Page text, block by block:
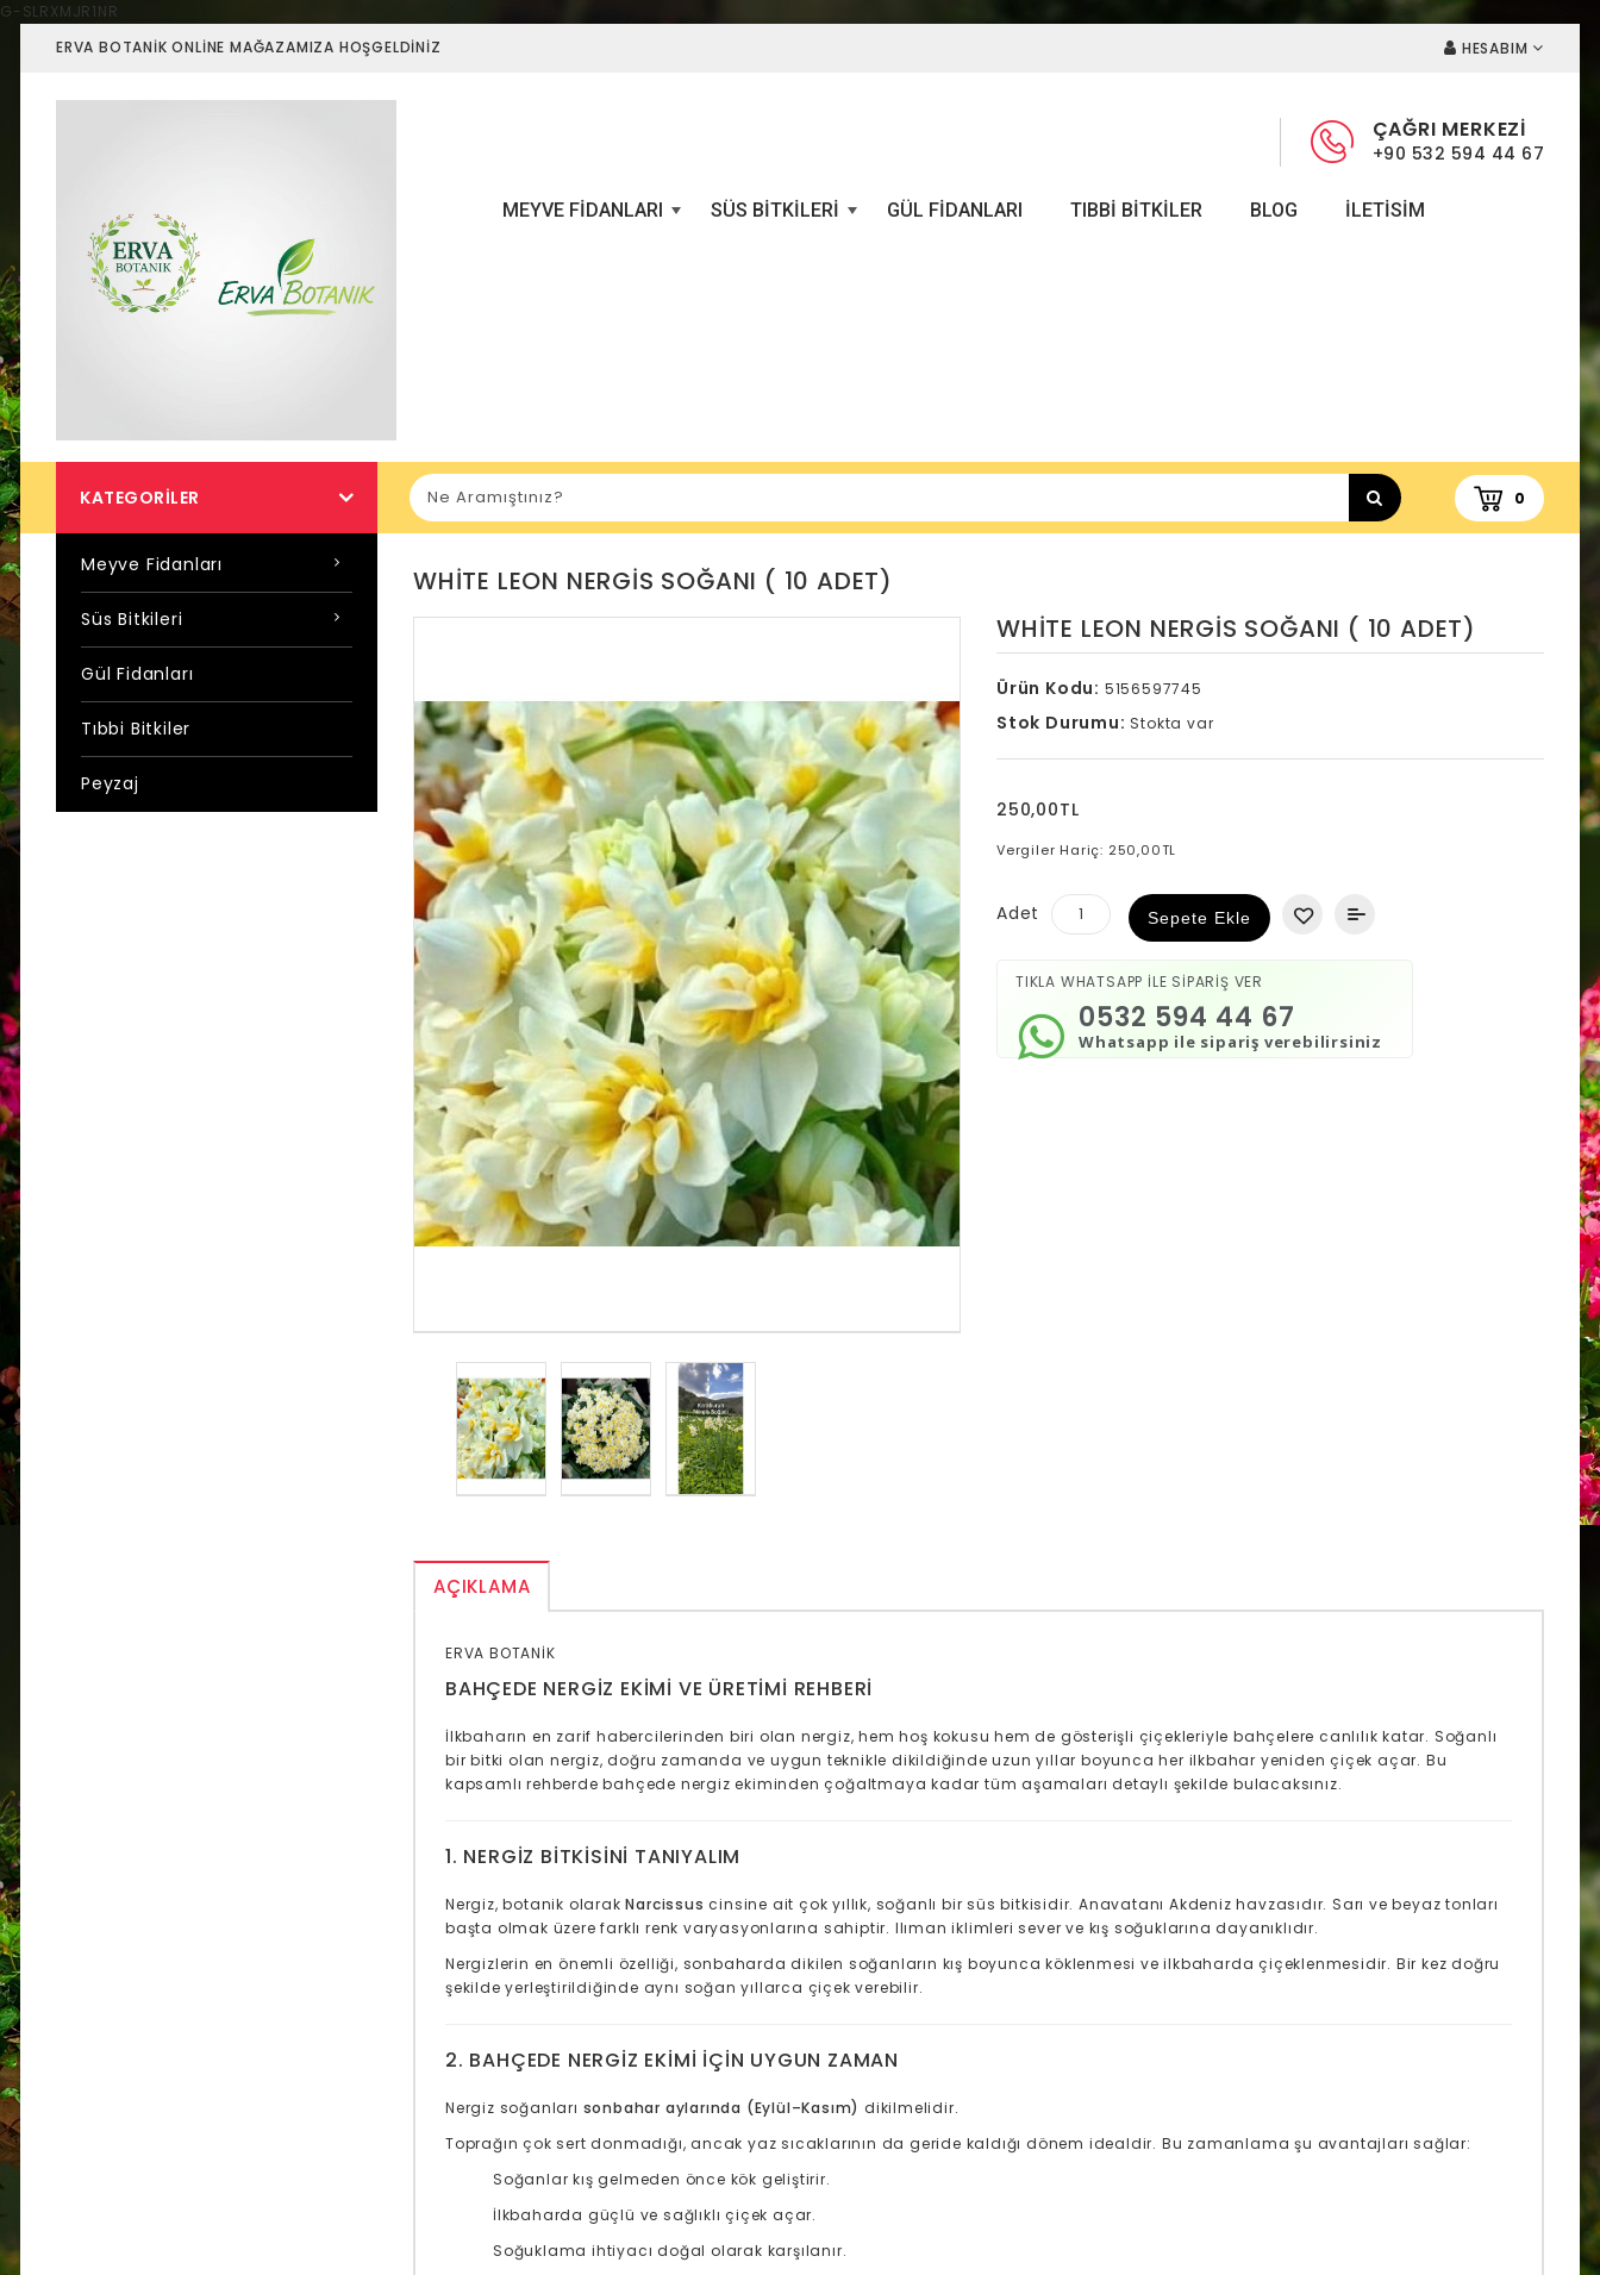
G-SLRXMJR1NR
ERVA BOTANIK ONLINE MAĞAZAMIZA HOŞGELDINIZ
HESABIM
ÇAĞRI MERKEZİ
+90 532 594 44 67
MEYVE FIDANLARI SÜS BITKILERI GÜL FIDANLARI TIBBI BITKILER BLOG ILETISIM
KATEGORILER 0
Meyve Fidanları
Süs Bitkileri
Gül Fidanları
Tıbbi Bitkiler
Peyzaj
WHITE LEON NERGIS SOĞANI ( 10 ADET)
WHITE LEON NERGIS SOĞANI ( 10 ADET)
Ürün Kodu: 5156597745
Stok Durumu: Stokta var
250,00TL
Vergiler Hariç: 250,00TL
Adet Sepete Ekle
TIKLA WHATSAPP İLE SİPARİŞ VER
Whatsapp ile sipariş verebilirsiniz
0532 594 44 67
AÇIKLAMA
ERVA BOTANİK
BAHÇEDE NERGIZ EKIMI VE ÜRETIMI REHBERI
İlkbaharın en zarif habercilerinden biri olan nergiz, hem hoş kokusu hem de gösterişli çiçekleriyle bahçelere canlılık katar. Soğanlı
bir bitki olan nergiz, doğru zamanda ve uygun teknikle dikildiğinde uzun yıllar boyunca her ilkbahar yeniden çiçek açar. Bu
kapsamlı rehberde bahçede nergiz ekiminden çoğaltmaya kadar tüm aşamaları detaylı şekilde bulacaksınız.
1. NERGIZ BITKISINI TANIYALIM
Nergiz, botanik olarakNarcissus cinsine ait çok yıllık, soğanlı bir süs bitkisidir. Anavatanı Akdeniz havzasıdır. Sarı ve beyaz tonları
başta olmak üzere farklı renk varyasyonlarına sahiptir. Ilıman iklimleri sever ve kış soğuklarına dayanıklıdır.
Nergizlerin en önemli özelliği, sonbaharda dikilen soğanların kış boyunca köklenmesi ve ilkbaharda çiçeklenmesidir. Bir kez doğru
şekilde yerleştirildiğinde aynı soğan yıllarca çiçek verebilir.
2. BAHÇEDE NERGIZ EKIMI İÇIN UYGUN ZAMAN
Nergiz soğanları sonbahar aylarında (Eylül–Kasım) dikilmelidir.
Toprağın çok sert donmadığı, ancak yaz sıcaklarının da geride kaldığı dönem idealdir. Bu zamanlama şu avantajları sağlar:
Soğanlar kış gelmeden önce kök geliştirir.
İlkbaharda güçlü ve sağlıklı çiçek açar.
Soğuklama ihtiyacı doğal olarak karşılanır.